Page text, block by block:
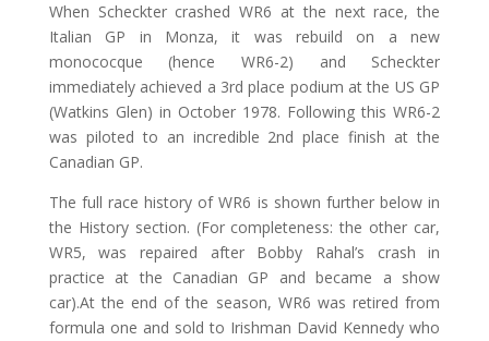
When Scheckter crashed WR6 at the next race, the
Italian GP in Monza, it was rebuild on a new
monococque (hence WR6-2) and Scheckter
immediately achieved a 3rd place podium at the US GP
(Watkins Glen) in October 1978. Following this WR6-2
was piloted to an incredible 2nd place finish at the
Canadian GP.
The full race history of WR6 is shown further below in
the History section. (For completeness: the other car,
WR5, was repaired after Bobby Rahal’s crash in
practice at the Canadian GP and became a show
car).At the end of the season, WR6 was retired from
formula one and sold to Irishman David Kennedy who